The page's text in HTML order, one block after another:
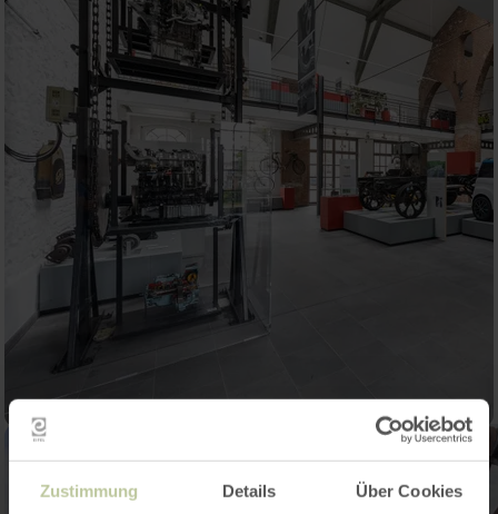
Zustimmung Details Über Cookies